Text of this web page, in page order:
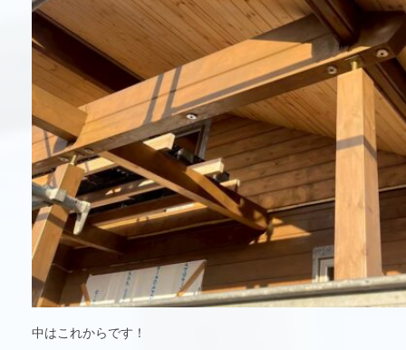
中はこれからです！